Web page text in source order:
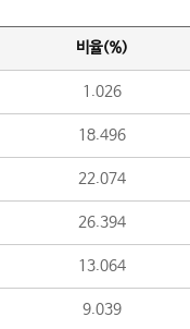
비율(%)
1.026
18.496
22.074
26.394
13.064
9.039